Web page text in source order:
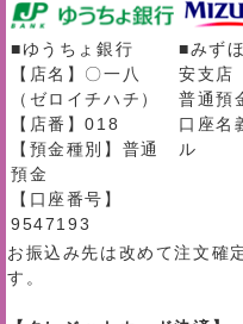
■ゆうちょ銀行
【店名】〇一八
（ゼロイチハチ）
【店番】018
【預金種別】普通
預金
【口座番号】
9547193
■みず
安支店
普通預
口座名
ル
お振込み先は改めて注文確
す。